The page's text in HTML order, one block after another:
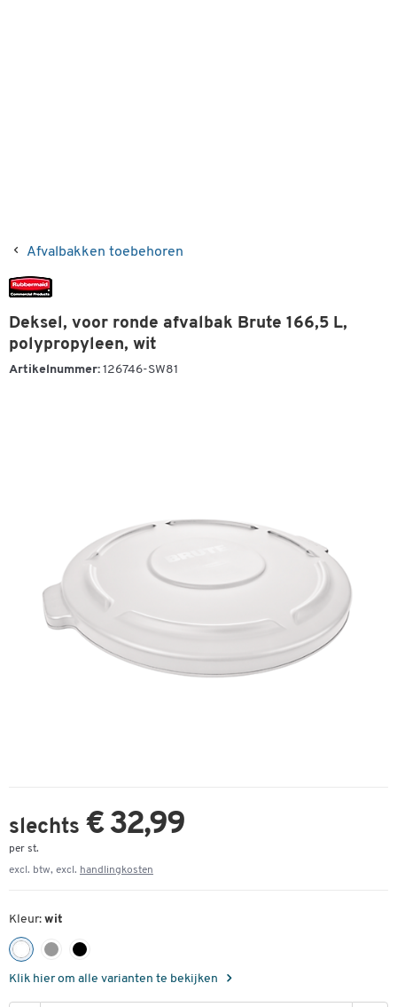
Afvalbakken toebehoren
Deksel, voor ronde afvalbak Brute 166,5 L,
polypropyleen, wit
Artikelnummer: 126746-SW81
slechts € 32,99
per st.
excl. btw, excl. handlingkosten
Kleur: wit
Klik hier om alle varianten te bekijken